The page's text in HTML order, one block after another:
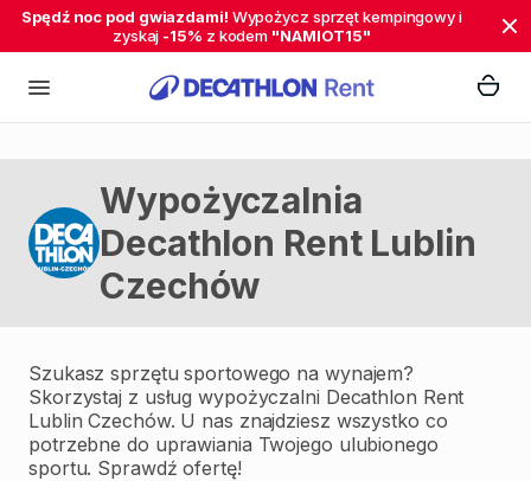
Spędź noc pod gwiazdami! Wypożycz sprzęt kempingowy i
zyskaj -15% z kodem "NAMIOT15"
Wypożyczalnia
Decathlon Rent Lublin
Czechów
Szukasz sprzętu sportowego na wynajem?
Skorzystaj z usług wypożyczalni Decathlon Rent
Lublin Czechów. U nas znajdziesz wszystko co
potrzebne do uprawiania Twojego ulubionego
sportu. Sprawdź ofertę!